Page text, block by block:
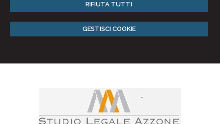
RIFIUTA TUTTI
GESTISCI COOKIE